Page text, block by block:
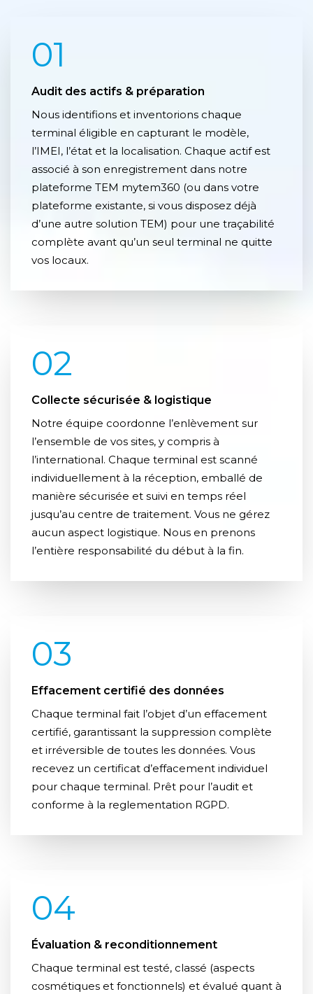
01
Audit des actifs & préparation
Nous identifions et inventorions chaque
terminal éligible en capturant le modèle,
l’IMEI, l’état et la localisation. Chaque actif est
associé à son enregistrement dans notre
plateforme TEM mytem360 (ou dans votre
plateforme existante, si vous disposez déjà
d’une autre solution TEM) pour une traçabilité
complète avant qu’un seul terminal ne quitte
vos locaux.
02
Collecte sécurisée & logistique
Notre équipe coordonne l’enlèvement sur
l’ensemble de vos sites, y compris à
l’international. Chaque terminal est scanné
individuellement à la réception, emballé de
manière sécurisée et suivi en temps réel
jusqu’au centre de traitement. Vous ne gérez
aucun aspect logistique. Nous en prenons
l’entière responsabilité du début à la fin.
03
Effacement certifié des données
Chaque terminal fait l’objet d’un effacement
certifié, garantissant la suppression complète
et irréversible de toutes les données. Vous
recevez un certificat d’effacement individuel
pour chaque terminal. Prêt pour l’audit et
conforme à la reglementation RGPD.
04
Évaluation & reconditionnement
Chaque terminal est testé, classé (aspects
cosmétiques et fonctionnels) et évalué quant à